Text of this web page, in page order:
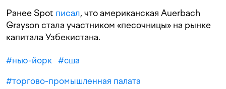
Ранее Spot писал, что американская Auerbach
Grayson стала участником «песочницы» на рынке
капитала Узбекистана.
#нью-йорк #сша
#торгово-промышленная палата